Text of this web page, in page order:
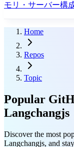
モリ・サーバー構
Home
Repos
Topic
Popular
Langchangjs
Discover the most
Langchangjs, and